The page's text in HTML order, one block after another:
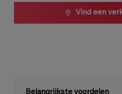
Vind een
Belangrijkste voordelen